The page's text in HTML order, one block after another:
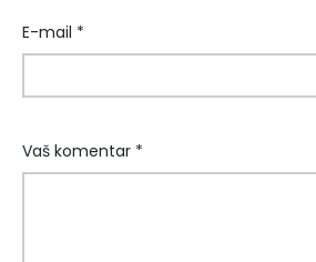
E-mail *
Vaš komentar *